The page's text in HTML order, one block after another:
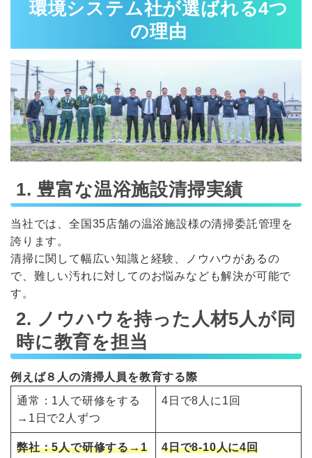
環境システム社が選ばれる4つ
の理由
1. 豊富な温浴施設清掃実績
当社では、全国35店舗の温浴施設様の清掃委託管理を
誇ります。
清掃に関して幅広い知識と経験、ノウハウがあるの
で、難しい汚れに対してのお悩みなども解決が可能で
す。
2. ノウハウを持った人材5人が同
時に教育を担当
例えば８人の清掃人員を教育する際
通常：1人で研修をする
→1日で2人ずつ
4日で8人に1回
弊社：5人で研修する→1
4日で8-10人に4回